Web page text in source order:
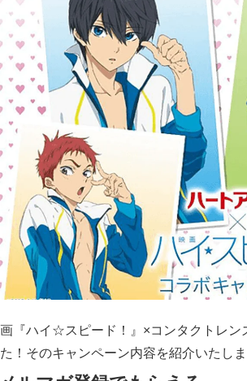
『ハイ☆スピード！』×コンタクトレン
！そのキャンペーン内容を紹介いたしま